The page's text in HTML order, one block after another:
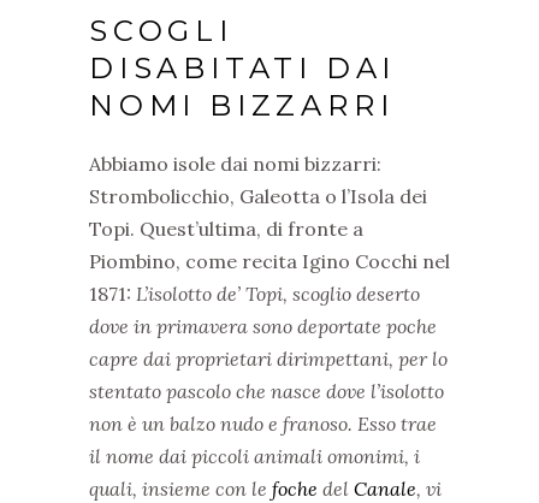
SCOGLI
DISABITATI DAI
NOMI BIZZARRI
Abbiamo isole dai nomi bizzarri:
Strombolicchio, Galeotta o l’Isola dei
Topi. Quest’ultima, di fronte a
Piombino, come recita Igino Cocchi nel
1871: L’isolotto de’ Topi, scoglio deserto
dove in primavera sono deportate poche
capre dai proprietari dirimpettani, per lo
stentato pascolo che nasce dove l’isolotto
non è un balzo nudo e franoso. Esso trae
il nome dai piccoli animali omonimi, i
quali, insieme con le foche del Canale, vi